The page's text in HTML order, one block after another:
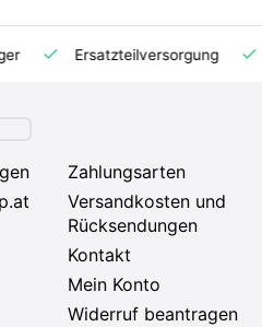
Ersatzteilversorgung
Zahlungsarten
Versandkosten und
Rücksendungen
Kontakt
Mein Konto
Widerruf beantragen